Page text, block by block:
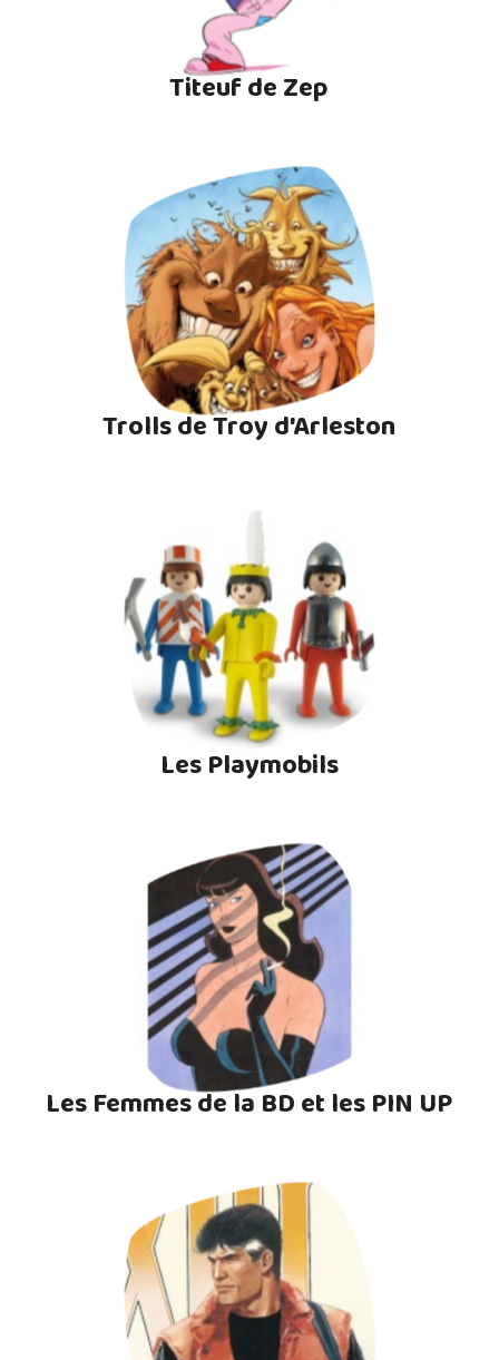
Titeuf de Zep
Trolls de Troy d'Arleston
Les Playmobils
Les Femmes de la BD et les PIN UP